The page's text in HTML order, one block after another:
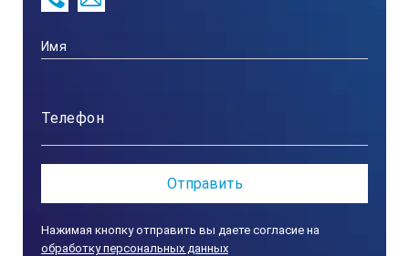
Цена деления шкалы
Погрешность измерения
мм
Нажимая кнопку отправить вы даете согласие на
обработку персональных данных